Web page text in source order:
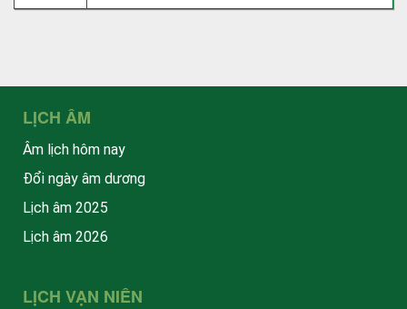
LỊCH ÂM
Âm lịch hôm nay
Đổi ngày âm dương
Lịch âm 2025
Lịch âm 2026
LỊCH VẠN NIÊN